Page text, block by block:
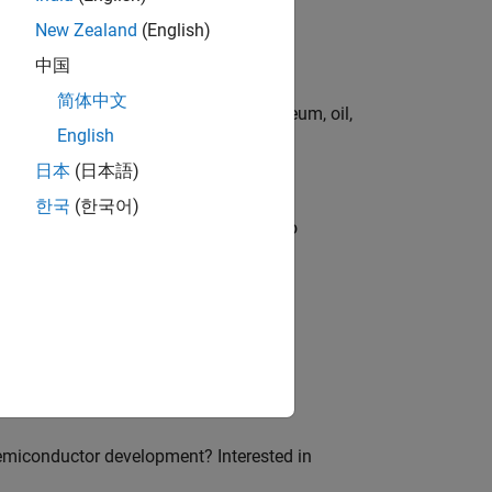
technologies in chemical, petroleum, oil,
functional teams and programs to
development? Interested in
New Zealand (English)
中国
简体中文
English
日本 (日本語)
한국 (한국어)